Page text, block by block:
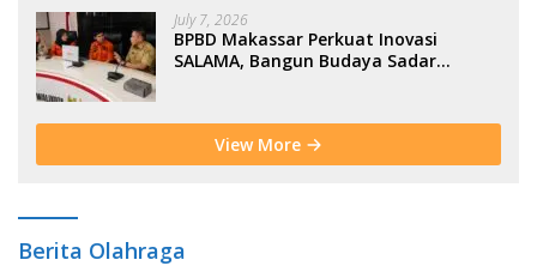
July 7, 2026
BPBD Makassar Perkuat Inovasi
SALAMA, Bangun Budaya Sadar
View More
Berita Olahraga